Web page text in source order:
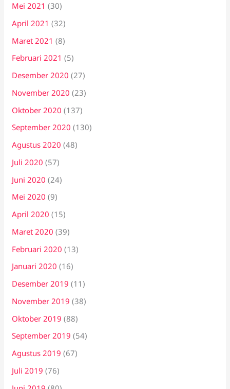
Mei 2021 (30)
April 2021 (32)
Maret 2021 (8)
Februari 2021 (5)
Desember 2020 (27)
November 2020 (23)
Oktober 2020 (137)
September 2020 (130)
Agustus 2020 (48)
Juli 2020 (57)
Juni 2020 (24)
Mei 2020 (9)
April 2020 (15)
Maret 2020 (39)
Februari 2020 (13)
Januari 2020 (16)
Desember 2019 (11)
November 2019 (38)
Oktober 2019 (88)
September 2019 (54)
Agustus 2019 (67)
Juli 2019 (76)